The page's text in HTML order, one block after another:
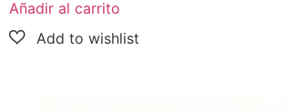
Añadir al carrito